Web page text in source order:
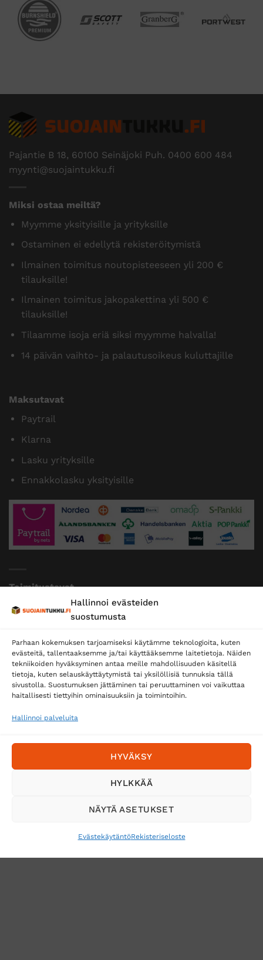
Hallinnoi evästeiden
suostumusta
Parhaan kokemuksen tarjoamiseksi käytämme teknologioita, kuten
evästeitä, tallentaaksemme ja/tai käyttääksemme laitetietoja. Näiden
tekniikoiden hyväksyminen antaa meille mahdollisuuden käsitellä
tietoja, kuten selauskäyttäytymistä tai yksilöllisiä tunnuksia tällä
sivustolla. Suostumuksen jättäminen tai peruuttaminen voi vaikuttaa
haitallisesti tiettyihin ominaisuuksiin ja toimintoihin.
Hallinnoi palveluita
HYVÄKSY
HYLKKÄÄ
NÄYTÄ ASETUKSET
EvästekäytäntöRekisteriseloste
Pajantie B 18, 60100 Seinäjoki Puh. 0400 600 484
myynti@suojaintukku.fi
Miksi ostaa meiltä?
Myymme yksityisille ja yrityksille
Ostaminen ei edellytä rekisteröitymistä
Ilmainen toimitus noutopisteeseen yli 200 €
tilauksille!
Ilmainen toimitus jakopakettina yli 500 €
tilauksille!
Tilaamme isoja eriä siksi myymme halvalla!
14 päivän vaihto- ja palautusoikeus kuluttajille
Maksutavat
Paytrail
Klarna
Lasku yrityksille
Ennakkolasku yksityisille
Toimitustavat
Posti
Postnord
Tilaa uutiskirje ja saat erikoisalennuksia